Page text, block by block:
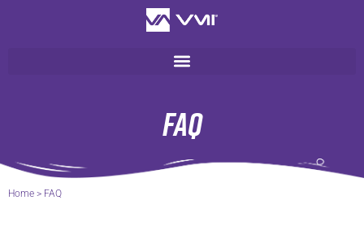
FAQ
Home > FAQ